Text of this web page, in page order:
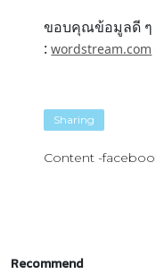
ขอบคุณข้อมูลดี ๆ
:wordstream.com
Sharing
Content
Recommend